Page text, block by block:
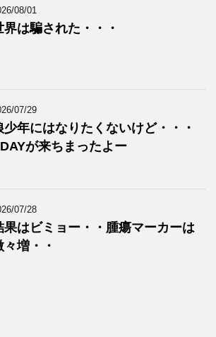
08/01
界は騙された・・・
07/29
少年にはなりたくないけど・・・
が来ちまったよー
07/28
果はビミョー・・腫瘍マーカーは
々増・・